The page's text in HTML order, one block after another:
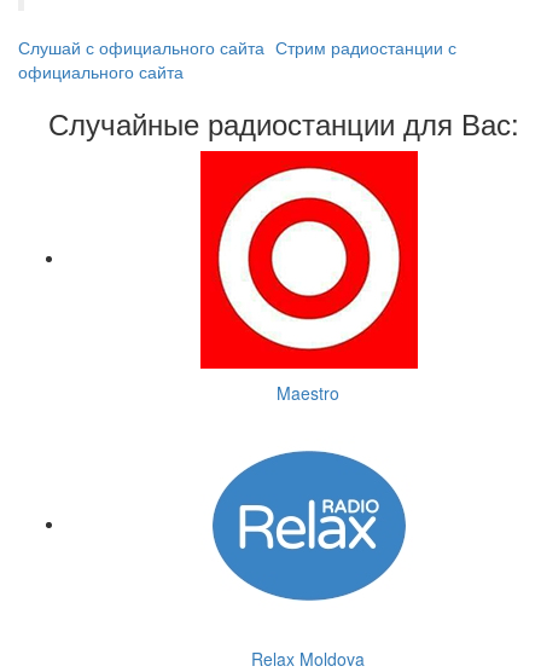
Слушай с официального сайта Стрим радиостанции с
официального сайта
Случайные радиостанции для Вас:
Maestro
Relax Moldova